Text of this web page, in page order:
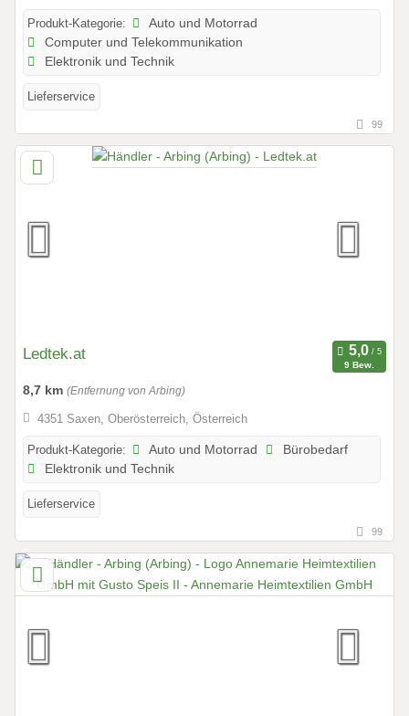
Produkt-Kategorie:
Auto und Motorrad
Computer und Telekommunikation
Elektronik und Technik
Lieferservice
99
Ledtek.at
9 Bew.
8,7 km (Entfernung von Arbing)
4351 Saxen, Oberösterreich, Österreich
Produkt-Kategorie: Auto und Motorrad
Bürobedarf
Elektronik und Technik
Lieferservice
99